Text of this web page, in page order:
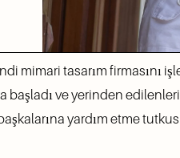
mimari tasarım firmasını
ve yerinden
yardım etme